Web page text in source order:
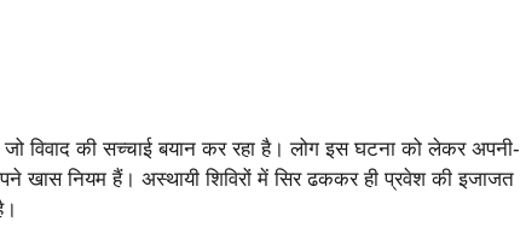
जो विवाद की सच्चाई बयान कर रहा है। लोग इस घटना को लेकर अपनी-
खास नियम हैं। अस्थायी शिविरों में सिर ढककर ही प्रवेश की इजाजत